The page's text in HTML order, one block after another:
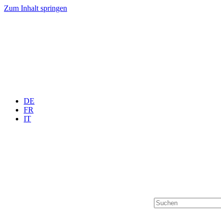
Zum Inhalt springen
DE
FR
IT